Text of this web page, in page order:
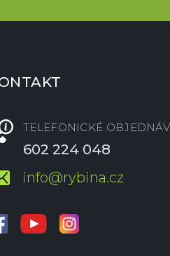
TELEFONICKÉ
602 224 048
info@rybina.cz